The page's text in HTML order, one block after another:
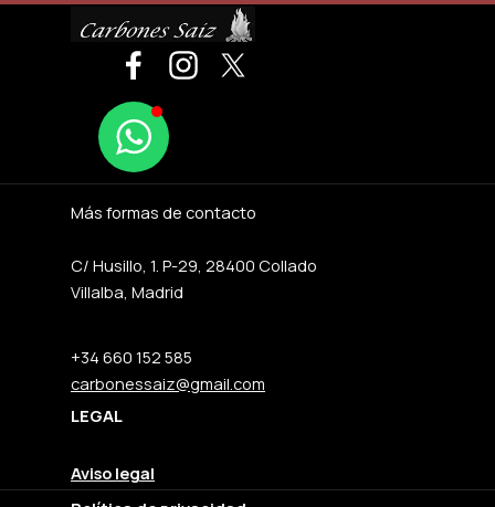
Más formas de contacto
C/ Husillo, 1. P-29, 28400 Collado
Villalba, Madrid
+34 660 152 585
carbonessaiz@gmail.com
LEGAL
Aviso legal